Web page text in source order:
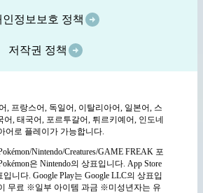
인정보보호 정책
저작권 정책
, 프랑스어, 독일어, 이탈리아어, 일본어, 스
어, 태국어, 포르투갈어, 튀르키예어, 인도네
어로 플레이가 가능합니다.
Nintendo/Creatures/GAME FREAK 포
은 Nintendo의 상표입니다. App Store
니다. Google Play는 Google LLC의 상표입
무료 ※일부 아이템 과금 ※미성년자는 유